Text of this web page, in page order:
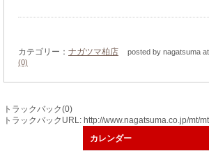
カテゴリー： ナガツマ柏店 posted by nagatsuma
(0)
トラックバック(0)
トラックバックURL: http://www.nagatsuma.co.jp/mt/
カレンダー